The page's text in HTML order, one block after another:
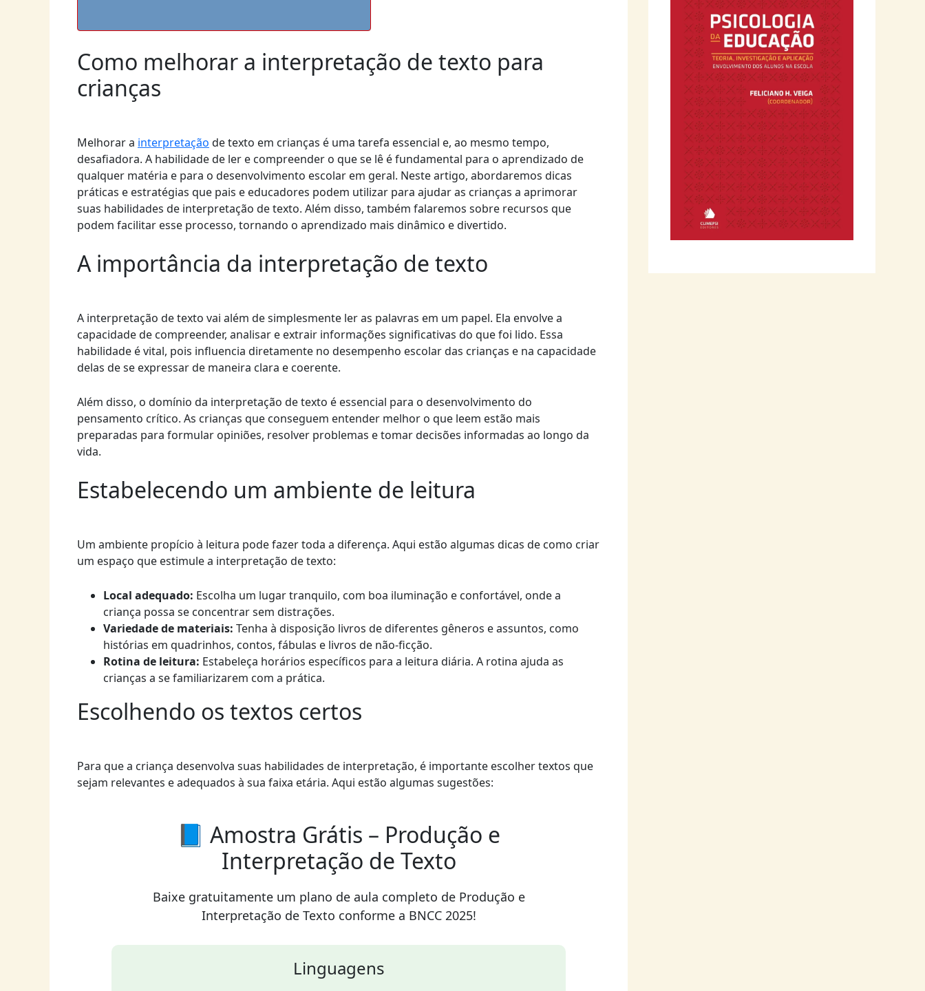
Como melhorar a interpretação de texto para
crianças
Melhorar a interpretação de texto em crianças é uma tarefa essencial e, ao mesmo tempo,
desafiadora. A habilidade de ler e compreender o que se lê é fundamental para o aprendizado de
qualquer matéria e para o desenvolvimento escolar em geral. Neste artigo, abordaremos dicas
práticas e estratégias que pais e educadores podem utilizar para ajudar as crianças a aprimorar
suas habilidades de interpretação de texto. Além disso, também falaremos sobre recursos que
podem facilitar esse processo, tornando o aprendizado mais dinâmico e divertido.
A importância da interpretação de texto
A interpretação de texto vai além de simplesmente ler as palavras em um papel. Ela envolve a
capacidade de compreender, analisar e extrair informações significativas do que foi lido. Essa
habilidade é vital, pois influencia diretamente no desempenho escolar das crianças e na capacidade
delas de se expressar de maneira clara e coerente.
Além disso, o domínio da interpretação de texto é essencial para o desenvolvimento do
pensamento crítico. As crianças que conseguem entender melhor o que leem estão mais
preparadas para formular opiniões, resolver problemas e tomar decisões informadas ao longo da
vida.
Estabelecendo um ambiente de leitura
Um ambiente propício à leitura pode fazer toda a diferença. Aqui estão algumas dicas de como criar
um espaço que estimule a interpretação de texto:
Local adequado: Escolha um lugar tranquilo, com boa iluminação e confortável, onde a
criança possa se concentrar sem distrações.
Variedade de materiais: Tenha à disposição livros de diferentes gêneros e assuntos, como
histórias em quadrinhos, contos, fábulas e livros de não-ficção.
Rotina de leitura: Estabeleça horários específicos para a leitura diária. A rotina ajuda as
crianças a se familiarizarem com a prática.
Escolhendo os textos certos
Para que a criança desenvolva suas habilidades de interpretação, é importante escolher textos que
sejam relevantes e adequados à sua faixa etária. Aqui estão algumas sugestões:
📘 Amostra Grátis – Produção e
Interpretação de Texto
Baixe gratuitamente um plano de aula completo de Produção e
Interpretação de Texto conforme a BNCC 2025!
Linguagens